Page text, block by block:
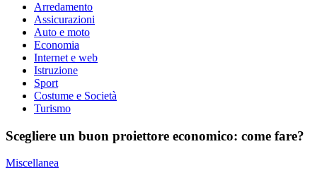
Arredamento
Assicurazioni
Auto e moto
Economia
Internet e web
Istruzione
Sport
Costume e Società
Turismo
Scegliere un buon proiettore economico: come fare?
Miscellanea